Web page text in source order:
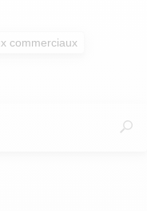
commerciaux